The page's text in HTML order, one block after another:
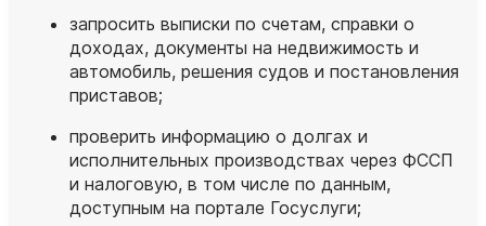
запросить выписки по счетам, справки о
доходах, документы на недвижимость и
автомобиль, решения судов и постановления
приставов;
проверить информацию о долгах и
исполнительных производствах через ФССП
и налоговую, в том числе по данным,
доступным на портале Госуслуги;